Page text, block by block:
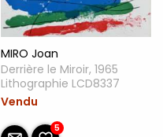
MIRO Joan
Derrière le Miroir, 1965
Lithographie LCD8337
Vendu
5